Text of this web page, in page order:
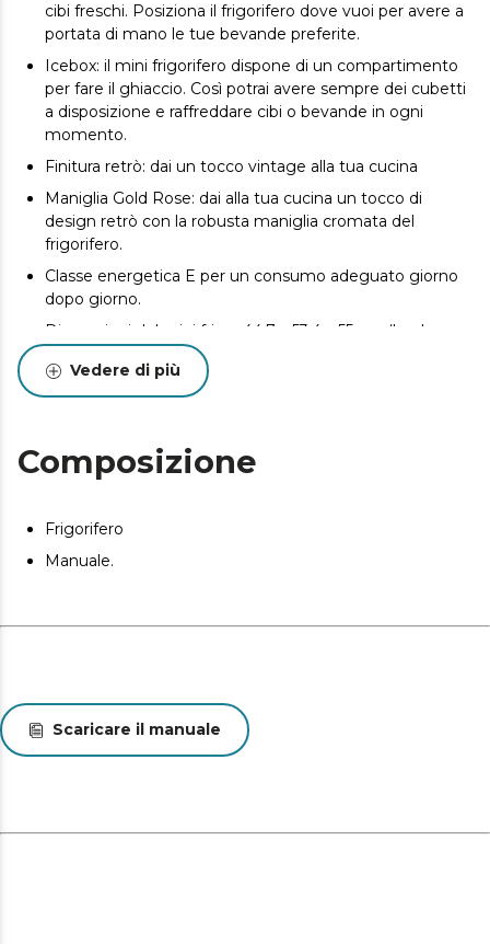
cibi freschi. Posiziona il frigorifero dove vuoi per avere a
portata di mano le tue bevande preferite.
Icebox: il mini frigorifero dispone di un compartimento
per fare il ghiaccio. Così potrai avere sempre dei cubetti
a disposizione e raffreddare cibi o bevande in ogni
momento.
Finitura retrò: dai un tocco vintage alla tua cucina
Maniglia Gold Rose: dai alla tua cucina un tocco di
design retrò con la robusta maniglia cromata del
frigorifero.
Classe energetica E per un consumo adeguato giorno
dopo giorno.
Dimensioni del mini frigo: 44,7 x 53,4 x 55 cm (larghezza
x profondità x altezza).
Vedere di più
Composizione
Frigorifero
Manuale.
Scaricare il manuale